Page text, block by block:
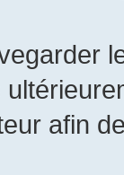
afin